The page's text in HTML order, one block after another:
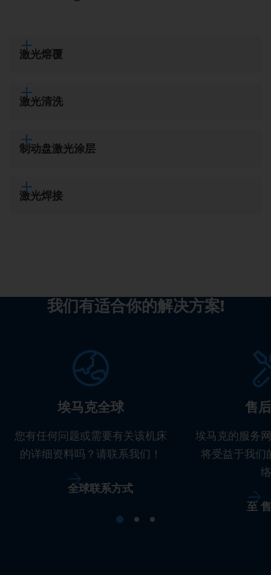
激光熔覆
激光清洗
制动盘激光涂层
激光焊接
我们有适合你的解决方案!
埃马克全球
您有任何问题或需要有关该机床
的详细资料吗？请联系我们！
全球联系方式
售
埃马克的服务
将受益于我们
至